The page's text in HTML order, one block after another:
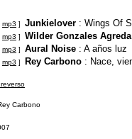
mp3 ] Junkielover : Wings Of
mp3 ] Wilder Gonzales Agreda
mp3 ] Aural Noise : A años luz
mp3 ] Rey Carbono : Nace,
Carbono